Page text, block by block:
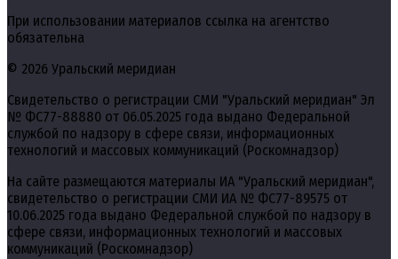
При использовании материалов ссылка на агентство
обязательна
© 2026 Уральский меридиан
Свидетельство о регистрации СМИ "Уральский меридиан" Эл
№ ФС77-88880 от 06.05.2025 года выдано Федеральной
службой по надзору в сфере связи, информационных
технологий и массовых коммуникаций (Роскомнадзор)
На сайте размещаются материалы ИА "Уральский меридиан",
свидетельство о регистрации СМИ ИА № ФС77-89575 от
10.06.2025 года выдано Федеральной службой по надзору в
сфере связи, информационных технологий и массовых
коммуникаций (Роскомнадзор)